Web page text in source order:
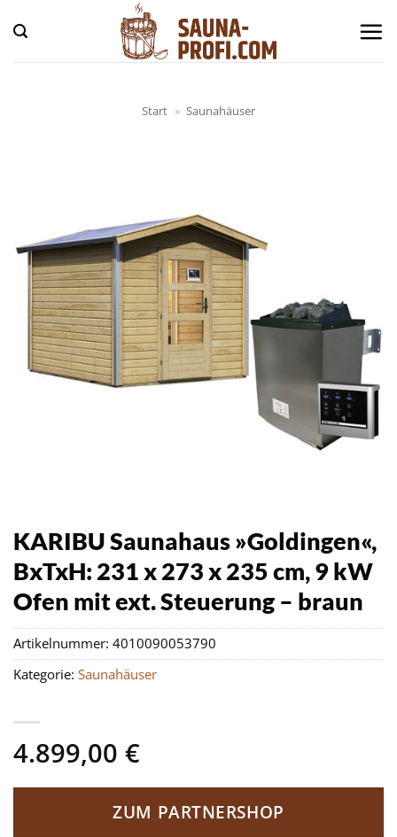
Inhalt
springen
Start » Saunahäuser
KARIBU Saunahaus »Goldingen«,
BxTxH: 231 x 273 x 235 cm, 9 kW
Ofen mit ext. Steuerung – braun
4.899,00 €
ZUM PARTNERSHOP
Artikelnummer: 4010090053790
Kategorie: Saunahäuser